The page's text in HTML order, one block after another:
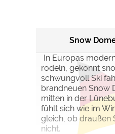
Snow
In Europas
rodeln, gekonnt
schwungvoll Ski
brandneuen Snow
mitten in der
fühlt sich wie im
gleich, ob draußen
nicht.